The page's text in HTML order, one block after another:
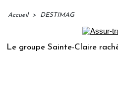
Accueil > DESTIMAG
groupe Sainte-Claire